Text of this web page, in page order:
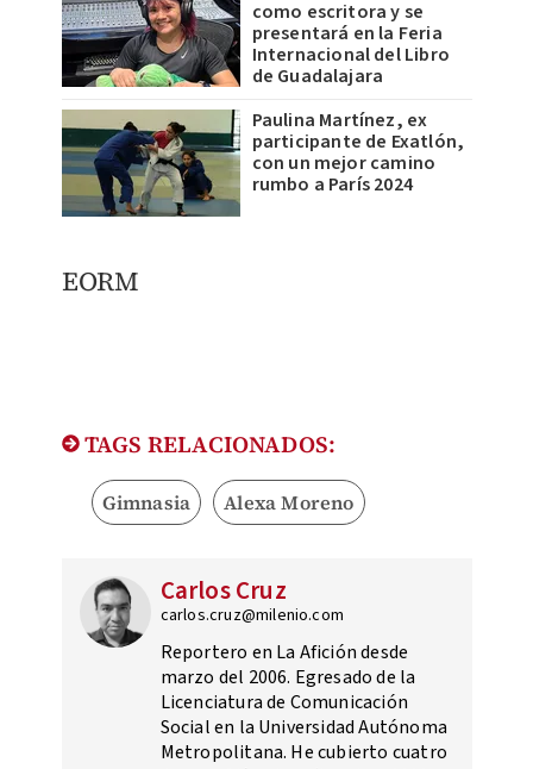
como escritora y se
presentará en la Feria
Internacional del Libro
de Guadalajara
Paulina Martínez, ex
participante de Exatlón,
con un mejor camino
rumbo a París 2024
EORM
TAGS RELACIONADOS:
Gimnasia Alexa Moreno
Carlos Cruz
carlos.cruz@milenio.com
Reportero en La Afición desde
marzo del 2006. Egresado de la
Licenciatura de Comunicación
Social en la Universidad Autónoma
Metropolitana. He cubierto cuatro